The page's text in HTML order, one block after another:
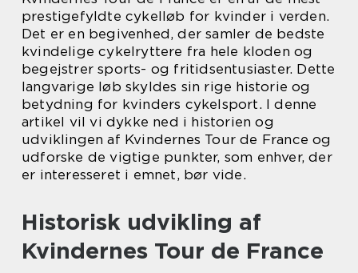
prestigefyldte cykelløb for kvinder i verden.
Det er en begivenhed, der samler de bedste
kvindelige cykelryttere fra hele kloden og
begejstrer sports- og fritidsentusiaster. Dette
langvarige løb skyldes sin rige historie og
betydning for kvinders cykelsport. I denne
artikel vil vi dykke ned i historien og
udviklingen af Kvindernes Tour de France og
udforske de vigtige punkter, som enhver, der
er interesseret i emnet, bør vide.
Historisk udvikling af
Kvindernes Tour de France